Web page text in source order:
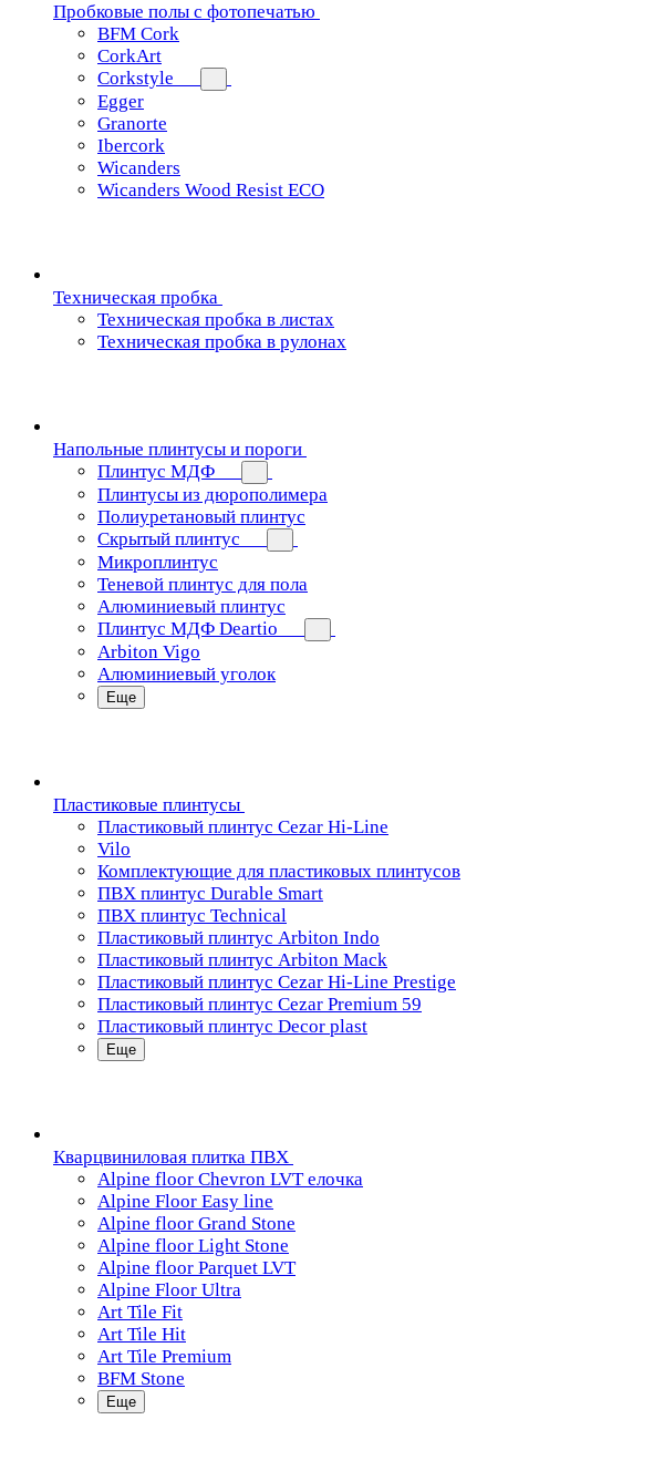
Пробковые полы с фотопечатью
BFM Cork
CorkArt
Corkstyle
Egger
Granorte
Ibercork
Wicanders
Wicanders Wood Resist ECO
Техническая пробка
Техническая пробка в листах
Техническая пробка в рулонах
Напольные плинтусы и пороги
Плинтус МДФ
Плинтусы из дюрополимера
Полиуретановый плинтус
Скрытый плинтус
Микроплинтус
Теневой плинтус для пола
Алюминиевый плинтус
Плинтус МДФ Deartio
Arbiton Vigo
Алюминиевый уголок
Еще
Пластиковые плинтусы
Пластиковый плинтус Cezar Hi-Line
Vilo
Комплектующие для пластиковых плинтусов
ПВХ плинтус Durable Smart
ПВХ плинтус Technical
Пластиковый плинтус Arbiton Indo
Пластиковый плинтус Arbiton Mack
Пластиковый плинтус Cezar Hi-Line Prestige
Пластиковый плинтус Cezar Premium 59
Пластиковый плинтус Decor plast
Еще
Кварцвиниловая плитка ПВХ
Alpine floor Chevron LVT елочка
Alpine Floor Easy line
Alpine floor Grand Stone
Alpine floor Light Stone
Alpine floor Parquet LVT
Alpine Floor Ultra
Art Tile Fit
Art Tile Hit
Art Tile Premium
BFM Stone
Еще